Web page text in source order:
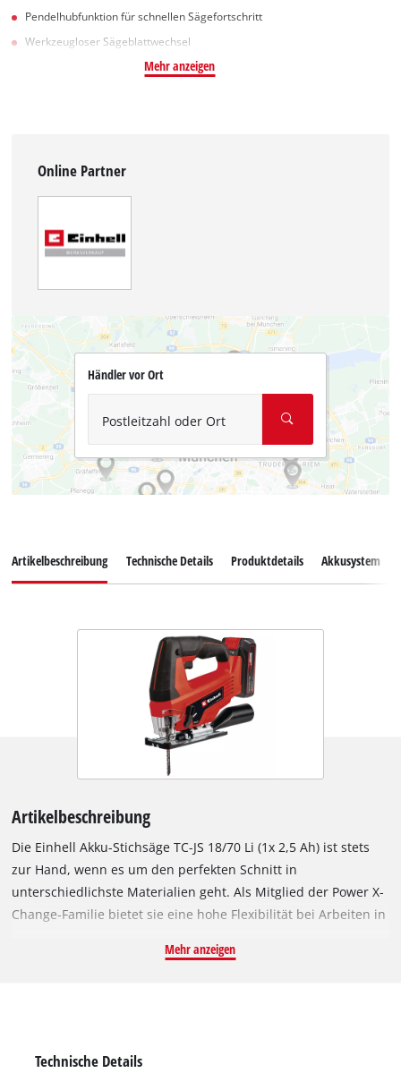
Pendelhubfunktion für schnellen Sägefortschritt
Werkzeugloser Sägeblattwechsel
Mehr anzeigen
Online Partner
Händler vor Ort
Postleitzahl oder Ort
Artikelbeschreibung Technische Details Produktdetails Akkusystem
Artikelbeschreibung
Die Einhell Akku-Stichsäge TC-JS 18/70 Li (1x 2,5 Ah) ist stets
zur Hand, wenn es um den perfekten Schnitt in
unterschiedlichste Materialien geht. Als Mitglied der Power X-
Change-Familie bietet sie eine hohe Flexibilität bei Arbeiten in
dank einer Leerlaufdrehzahl von 2.700 Hübe/min ermöglicht
Mehr anzeigen
Technische Details